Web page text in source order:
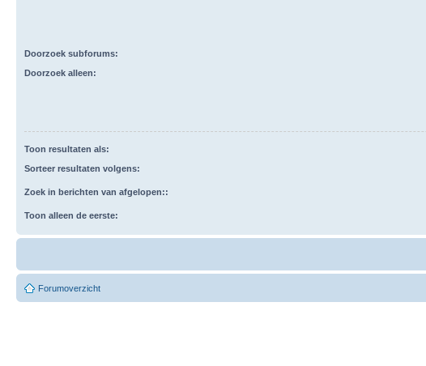
Doorzoek subforums:
Doorzoek alleen:
Toon resultaten als:
Sorteer resultaten volgens:
Zoek in berichten van afgelopen::
Toon alleen de eerste:
Forumoverzicht